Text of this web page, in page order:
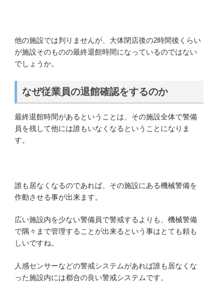
他の施設では判りませんが、大体閉店後の2時間後くらい
が施設そのものの最終退館時間になっているのではない
でしょうか。
なぜ従業員の退館確認をするのか
最終退館時間があるということは、その施設全体で警備
員を残して他には誰もいなくなるということになりま
す。
誰も居なくなるのであれば、その施設にある機械警備を
作動させる事が出来ます。
広い施設内を少ない警備員で警戒するよりも、機械警備
で隅々まで管理することが出来るという事はとても頼も
しいですね。
人感センサーなどの警戒システムがあれば誰も居なくな
った施設内には都合の良い警戒システムです。